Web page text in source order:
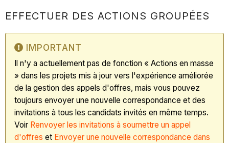
EFFECTUER DES ACTIONS GROUPÉES
IMPORTANT
Il n'y a actuellement pas de fonction « Actions en masse
» dans les projets mis à jour vers l'expérience améliorée
de la gestion des appels d'offres, mais vous pouvez
toujours envoyer une nouvelle correspondance et des
invitations à tous les candidats invités en même temps.
Voir Renvoyer les invitations à soumettre un appel
d'offres et Envoyer une nouvelle correspondance dans